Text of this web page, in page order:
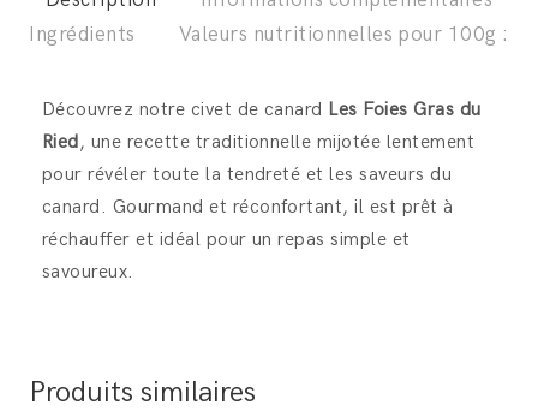
Ingrédients
Valeurs nutritionnelles pour 100g :
Découvrez notre civet de canard Les Foies Gras du
Ried, une recette traditionnelle mijotée lentement
pour révéler toute la tendreté et les saveurs du
canard. Gourmand et réconfortant, il est prêt à
réchauffer et idéal pour un repas simple et
savoureux.
Produits similaires